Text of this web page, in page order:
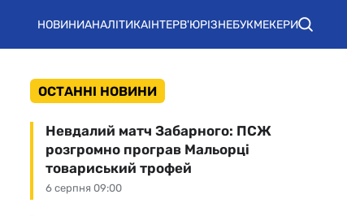
НОВИНИАНАЛІТИКАІНТЕРВ'ЮРІЗНЕБУКМЕКЕРИ
ОСТАННІ НОВИНИ
6 серпня 09:00
Невдалий матч Забарного: ПСЖ
розгромно програв Мальорці
товариський трофей